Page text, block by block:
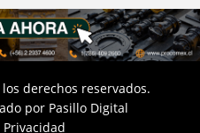
derechos reservados.
por Pasillo Digital